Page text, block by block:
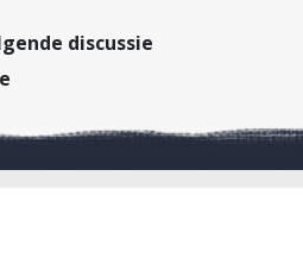
discussie